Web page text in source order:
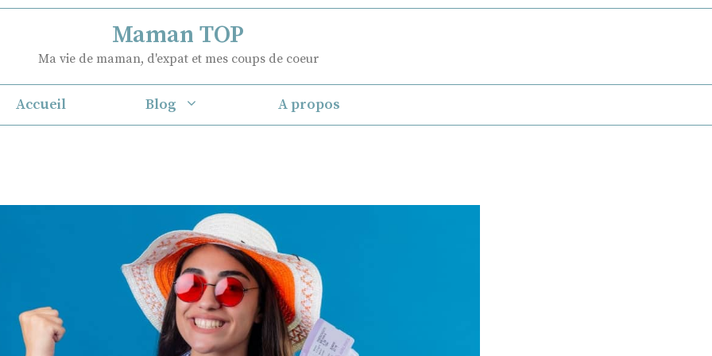
Maman TOP
Ma vie de maman, d'expat et mes coups de coeur
Accueil Blog A propos